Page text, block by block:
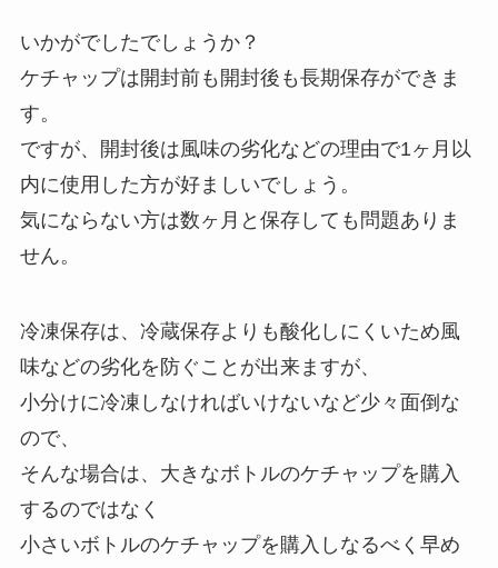
いかがでしたでしょうか？
ケチャップは開封前も開封後も長期保存ができま
す。
ですが、開封後は風味の劣化などの理由で1ヶ月以
内に使用した方が好ましいでしょう。
気にならない方は数ヶ月と保存しても問題ありま
せん。
冷凍保存は、冷蔵保存よりも酸化しにくいため風
味などの劣化を防ぐことが出来ますが、
小分けに冷凍しなければいけないなど少々面倒な
ので、
そんな場合は、大きなボトルのケチャップを購入
するのではなく
小さいボトルのケチャップを購入しなるべく早め